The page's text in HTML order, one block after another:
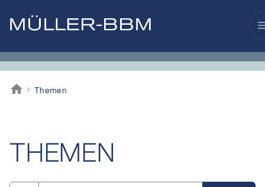
home
Müller-BBM
Themen
THEMEN